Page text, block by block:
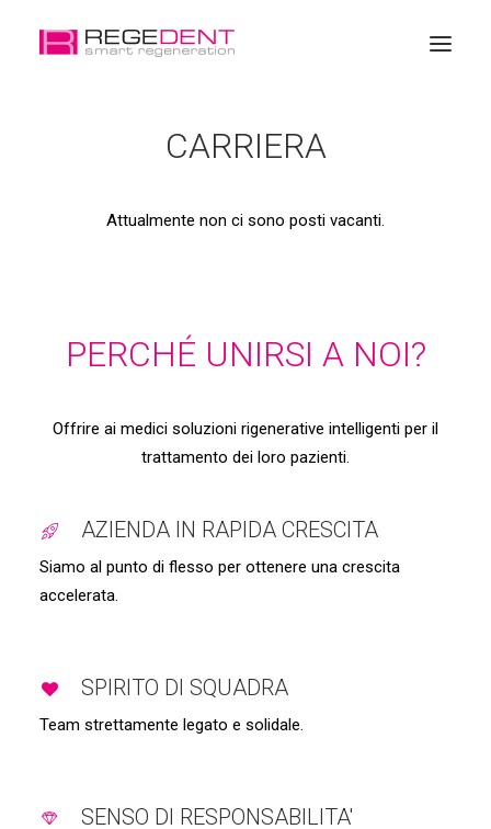
Shop online
CARRIERA
Attualmente non ci sono posti vacanti.
PERCHÉ UNIRSI A NOI?
Offrire ai medici soluzioni rigenerative intelligenti per il
trattamento dei loro pazienti.
AZIENDA IN RAPIDA CRESCITA
Siamo al punto di flesso per ottenere una crescita
accelerata.
SPIRITO DI SQUADRA
Team strettamente legato e solidale.
SENSO DI RESPONSABILITA'